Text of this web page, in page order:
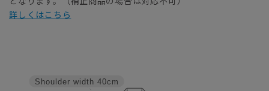
詳しくはこちら
Shoulder width 40cm